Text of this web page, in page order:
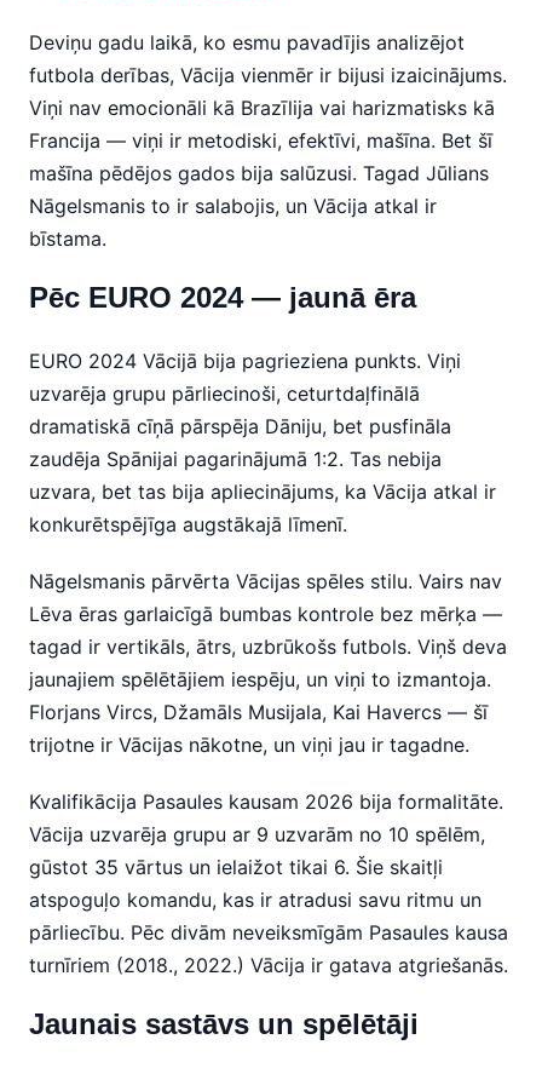
Deviņu gadu laikā, ko esmu pavadījis analizējot
futbola derības, Vācija vienmēr ir bijusi izaicinājums.
Viņi nav emocionāli kā Brazīlija vai harizmatisks kā
Francija — viņi ir metodiski, efektīvi, mašīna. Bet šī
mašīna pēdējos gados bija salūzusi. Tagad Jūlians
Nāgelsmanis to ir salabojis, un Vācija atkal ir
bīstama.
Pēc EURO 2024 — jaunā ēra
EURO 2024 Vācijā bija pagrieziena punkts. Viņi
uzvarēja grupu pārliecinoši, ceturtdaļfinālā
dramatiskā cīņā pārspēja Dāniju, bet pusfināla
zaudēja Spānijai pagarinājumā 1:2. Tas nebija
uzvara, bet tas bija apliecinājums, ka Vācija atkal ir
konkurētspējīga augstākajā līmenī.
Nāgelsmanis pārvērta Vācijas spēles stilu. Vairs nav
Lēva ēras garlaicīgā bumbas kontrole bez mērķa —
tagad ir vertikāls, ātrs, uzbrūkošs futbols. Viņš deva
jaunajiem spēlētājiem iespēju, un viņi to izmantoja.
Florjans Vircs, Džamāls Musijala, Kai Havercs — šī
trijotne ir Vācijas nākotne, un viņi jau ir tagadne.
Kvalifikācija Pasaules kausam 2026 bija formalitāte.
Vācija uzvarēja grupu ar 9 uzvarām no 10 spēlēm,
gūstot 35 vārtus un ielaižot tikai 6. Šie skaitļi
atspoguļo komandu, kas ir atradusi savu ritmu un
pārliecību. Pēc divām neveiksmīgām Pasaules kausa
turnīriem (2018., 2022.) Vācija ir gatava atgriešanās.
Jaunais sastāvs un spēlētāji